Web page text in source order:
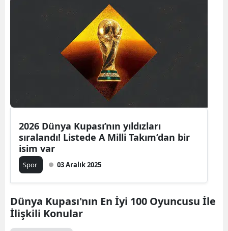
Burdur
Bursa
Çankırı
Edirne
2026 Dünya Kupası’nın yıldızları
sıralandı! Listede A Milli Takım’dan bir
isim var
Spor 03 Aralık 2025
Dünya Kupası'nın En İyi 100 Oyuncusu İle
İlişkili Konular